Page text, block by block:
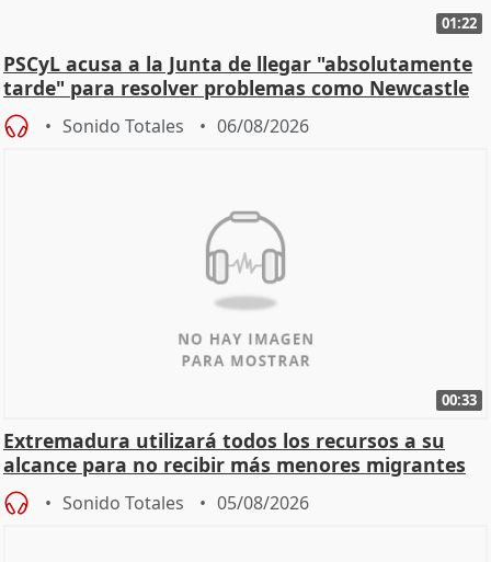
01:22
PSCyL acusa a la Junta de llegar "absolutamente
tarde" para resolver problemas como Newcastle
Sonido Totales 06/08/2026
00:33
Extremadura utilizará todos los recursos a su
alcance para no recibir más menores migrantes
Sonido Totales 05/08/2026